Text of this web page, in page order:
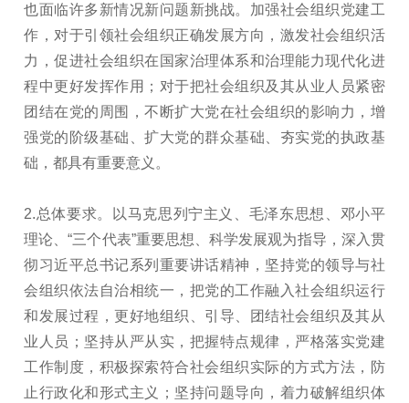
也面临许多新情况新问题新挑战。加强社会组织党建工
作，对于引领社会组织正确发展方向，激发社会组织活
力，促进社会组织在国家治理体系和治理能力现代化进
程中更好发挥作用；对于把社会组织及其从业人员紧密
团结在党的周围，不断扩大党在社会组织的影响力，增
强党的阶级基础、扩大党的群众基础、夯实党的执政基
础，都具有重要意义。
2.总体要求。以马克思列宁主义、毛泽东思想、邓小平
理论、“三个代表”重要思想、科学发展观为指导，深入贯
彻习近平总书记系列重要讲话精神，坚持党的领导与社
会组织依法自治相统一，把党的工作融入社会组织运行
和发展过程，更好地组织、引导、团结社会组织及其从
业人员；坚持从严从实，把握特点规律，严格落实党建
工作制度，积极探索符合社会组织实际的方式方法，防
止行政化和形式主义；坚持问题导向，着力破解组织体